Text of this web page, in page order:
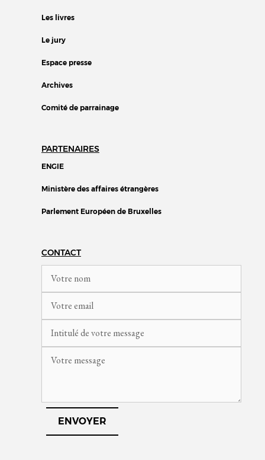
Les livres
Le jury
Espace presse
Archives
Comité de parrainage
PARTENAIRES
ENGIE
Ministère des affaires étrangères
Parlement Européen de Bruxelles
CONTACT